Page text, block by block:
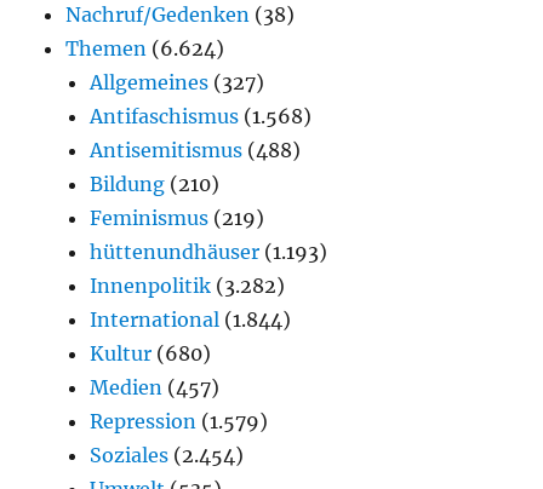
Nachruf/Gedenken (38)
Themen (6.624)
Allgemeines (327)
Antifaschismus (1.568)
Antisemitismus (488)
Bildung (210)
Feminismus (219)
hüttenundhäuser (1.193)
Innenpolitik (3.282)
International (1.844)
Kultur (680)
Medien (457)
Repression (1.579)
Soziales (2.454)